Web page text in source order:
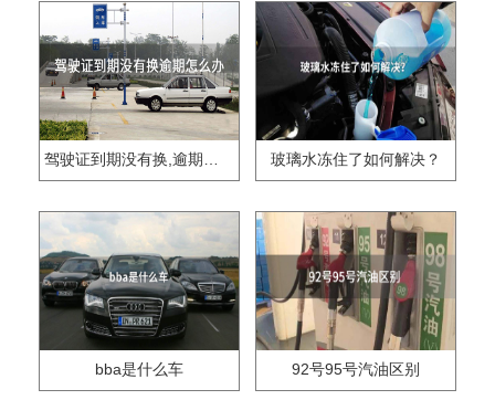
驾驶证到期没有换,逾期怎么办?? 玻璃水冻住了如何解决？
bba是什么车 92号95号汽油区别